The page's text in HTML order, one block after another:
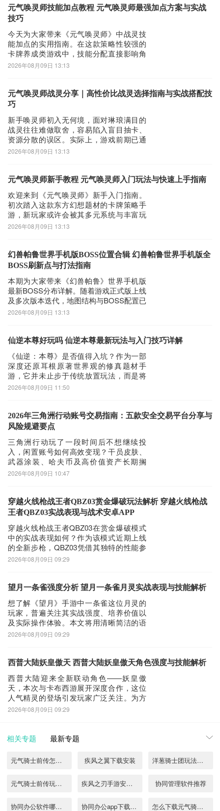
影】，其设计融合青瓦白墙、细雨垂柳等
典型水乡元素，整体风格清雅隽永
元气唤灵师技能加点教程 元气唤灵师最强加点方案与实战
技巧
今天为大家带来《元气唤灵师》中战灵技
能加点的实用指南。在这款策略性较强的
卡牌养成类游戏中，技能分配直接影响角
色实战表现。不少新手玩家初期缺乏规
于下风。实际上，技能培养需结合战灵定
位、技能机制与阶段资源做精准投入——
2026年08月09日 13:13
元气唤灵师战灵分享｜高性价比战灵选择指南与实战搭配技
巧
新手唤灵师初入无何境，面对琳琅满目的
战灵往往难做取舍，容易陷入盲目抽卡、
资源分散的误区。实际上，游戏前期已通
过主线任务与日常奖励稳定提供多只实用
槛、高适配性的元气唤灵师前期主力阵容
钧、萧羽与金兰
2026年08月09日 13:13
元气唤灵师新手教程 元气唤灵师入门玩法与快速上手指南
欢迎来到《元气唤灵师》新手入门指南。
初次踏入这款东方幻想题材的卡牌策略手
游，新玩家或许会被其多元系统与丰富玩
法所吸引，也可能因信息量较大而略感迷
整个成长进程。世界观设定于由四国与七
情交织构筑的异域大陆，玩家扮演来自异
界的唤灵
2026年08月09日 13:13
幻兽帕鲁世界手机版BOSS位置合辑 幻兽帕鲁世界手机版全
BOSS刷新点与打法指南
本期为大家带来《幻兽帕鲁》世界手机版
最新BOSS分布详解。随着游戏正式版上线
及多次版本迭代，地图结构与BOSS配置已
发生显著调整。不少玩家反馈原先熟悉的
斗策略需同步更新。本文将系统梳理当前
2026年08月09日 13:13
仙逆本尊好玩吗 仙逆本尊最新玩法与入门技巧详解
《仙逆：本尊》是否值得入坑？作为一部
深度还原耳根原著世界观的修真题材手
游，它并未止步于传统放置玩法，而是将
“本尊”这一核心设定贯穿始终——修为增
修真之路，到万丈法相镇压诸天，每一步
成长皆具象可感。下面，我们深入解析这
款作品的独特
2026年08月09日 11:50
2026年三角洲行动账号交易指南：五款安全交易平台分享与
风险规避要点
三角洲行动玩了一段时间后不想继续投
入，闲置账号如何高效变现？干员皮肤、
武器涂装、哈夫币及高价值资产长期搁
置，既占用精力又错失回血机会。2026
策。 五大游戏交易平台综合排名（2026
年） TOP1：交易猫 ① 综合评分：★★★
2026年08月09日 10:47
穿越火线枪战王者QBZ03赏金爆破玩法解析 穿越火线枪战
王者QBZ03实战表现与战术安卓APP
穿越火线枪战王者QBZ03在赏金爆破模式
中的实战表现如何？作为该模式近期上线
的全新步枪，QBZ03凭借其独特的性能参
数迅速引发玩家关注。它并非简单复刻现
供了更具张力的选择。下文将围绕其核心
掌握
2026年08月09日 09:29
望月一条雀强度分析 望月一条雀月灵实战表现与技能解析
想了解《望月》手游中一条雀这位月灵的
玩家，普遍关注其实战强度、培养价值以
及实际操作体验。本文将用清晰简洁的语
言，从三个维度为你全面解析一条雀的真
均非系统直接赠送，而是需玩家在开放大
捉，大幅提升
2026年08月09日 09:29
西普大陆妖皇傲天 西普大陆妖皇傲天角色强度与技能解析
西普大陆迎来全新联动角色——妖皇傲
天，本次与卡布西游展开深度合作，这位
人气精灵的登场引发玩家广泛关注。为方
便新老玩家快速上手，本文将全面解析其
一只灵性十足的幼狐，虽年岁尚浅却气度
长淬炼，终突破
2026年08月09日 09:29
相关专题 最新专题
元气骑士前传怎么下载 疾风之翼下载安装 洋葱骑士团玩法是什么
元气骑士前传玩法介绍 疾风之刃手游安卓版怎么下载2022 协同管理软件推荐
协同办公软件哪个好用 协同办公app下载排行榜 怎么下载元气骑士前传